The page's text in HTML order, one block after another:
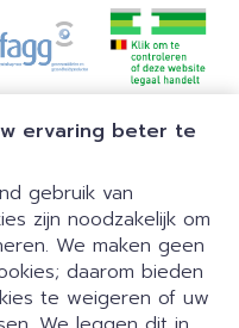
ervaring beter te
gebruik van
zijn noodzakelijk om
We maken geen
daarom bieden
te weigeren of uw